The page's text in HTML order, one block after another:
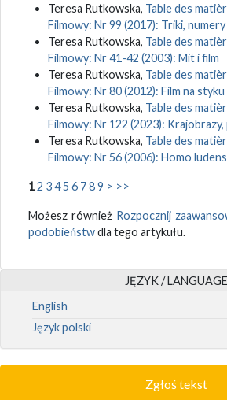
Teresa Rutkowska, Table des
Filmowy: Nr 99 (2017): Triki,
Teresa Rutkowska, Table des
Filmowy: Nr 41-42 (2003): Mit i film
Teresa Rutkowska, Table des
Filmowy: Nr 80 (2012): Film na
Teresa Rutkowska, Table des
Filmowy: Nr 122 (2023):
Teresa Rutkowska, Table des
Filmowy: Nr 56 (2006): Homo ludens
12 345 6 789 > >>
Możesz również Rozpocznij
podobieństwdla tego artykułu.
JĘZYK / LANGUAGE
English
Język polski
Zgłoś tekst